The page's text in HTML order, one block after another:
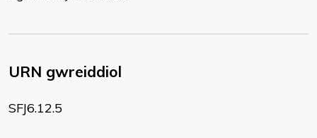
URN gwreiddiol
SFJ6.12.5